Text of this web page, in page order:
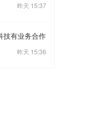
昨天 15:37
技有业务合作
昨天 15:36